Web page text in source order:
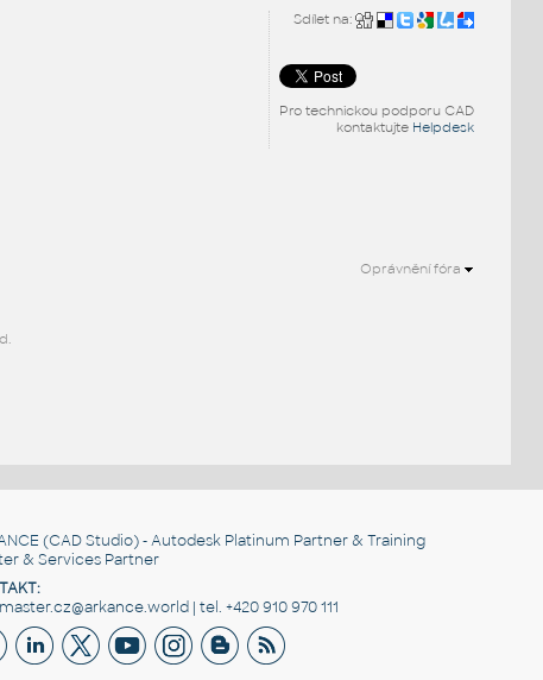
Sdílet na:
Pro technickou podporu CAD
kontaktujte Helpdesk
Oprávnění fóra
(CAD Studio) - Autodesk Platinum Partner & Training
& Services Partner
| tel. +420 910 970 111